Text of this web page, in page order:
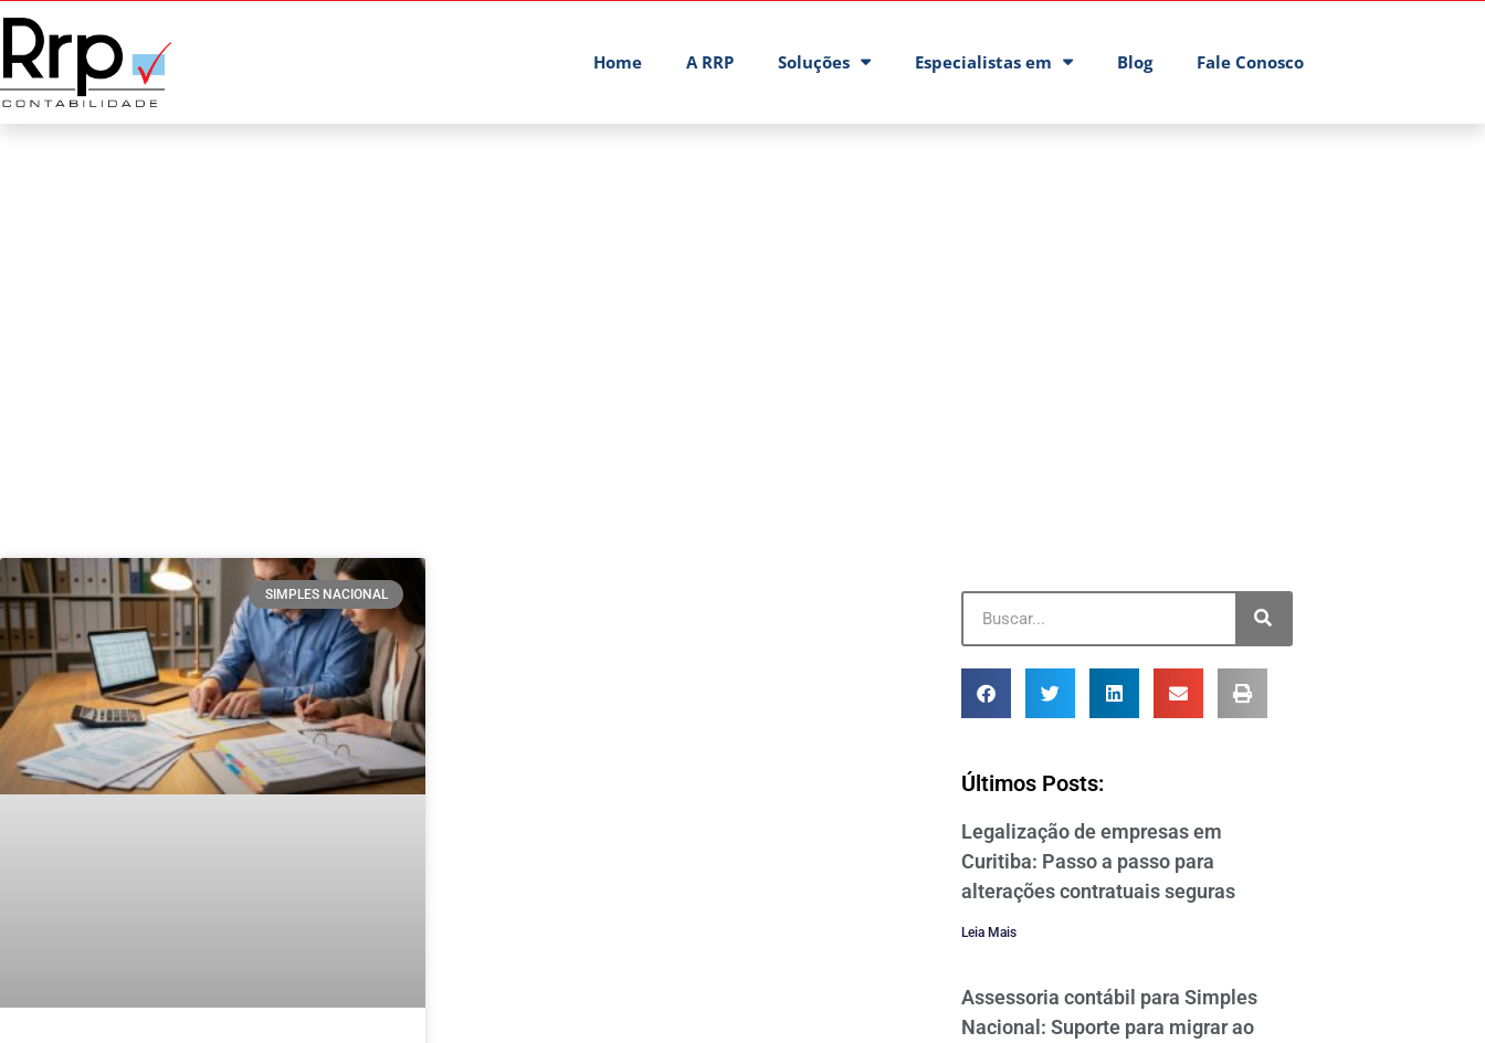
Home A RRP Soluções Especialistas em Blog Fale Conosco
SIMPLES NACIONAL
Últimos Posts:
Legalização de empresas em
Curitiba: Passo a passo para
alterações contratuais seguras
Leia Mais
Assessoria contábil para Simples
Nacional: Suporte para migrar ao